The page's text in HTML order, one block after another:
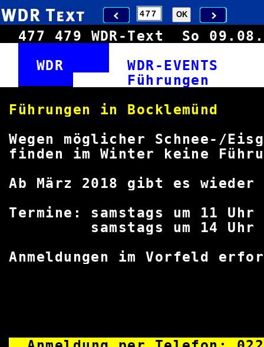
477 479 WDR-Text So
WDR
WDR-EVENTS
Führungen in
Wegen möglicher
finden im Winter keine
Ab März 2018 gibt es wieder
Termine: samstags
samstags um
Anmeldungen im Vorfeld